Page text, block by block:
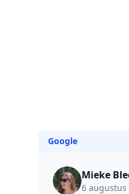
Google
Mieke
6 augustus